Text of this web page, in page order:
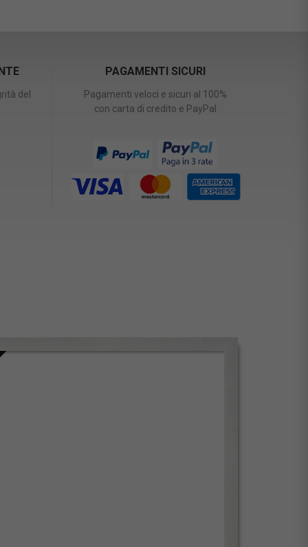
del
PAGAMENTI SICURI
Pagamenti veloci e sicuri al 100%
con carta di credito e PayPal